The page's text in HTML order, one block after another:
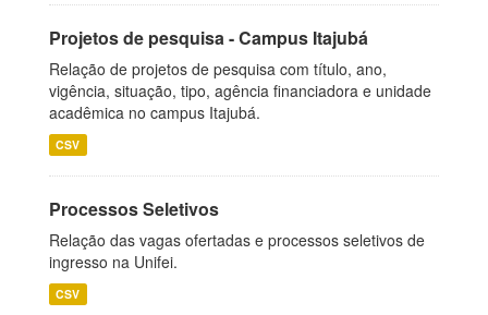
Projetos de pesquisa - Campus Itajubá
Relação de projetos de pesquisa com título, ano,
vigência, situação, tipo, agência financiadora e unidade
acadêmica no campus Itajubá.
CSV
Processos Seletivos
Relação das vagas ofertadas e processos seletivos de
ingresso na Unifei.
CSV